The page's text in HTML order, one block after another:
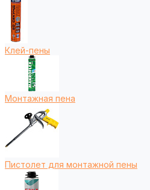
Клей-пены
Монтажная пена
Пистолет для монтажной пены